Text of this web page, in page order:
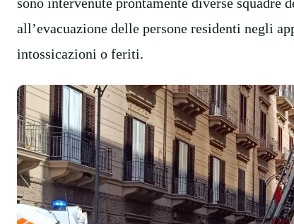
all’evacuazione delle persone residenti negli
intossicazioni o feriti.